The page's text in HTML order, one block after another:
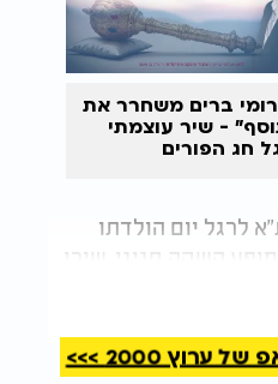
ברים משחרר את
- שיר עוצמתי
חג הפורים
לרגל יום הולדתו
השקה חגיגי, שירו
2000 >>>